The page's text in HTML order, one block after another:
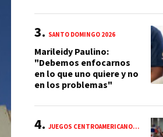
SANTO DOMINGO 2026
Marileidy Paulino:
"Debemos enfocarnos
en lo que uno quiere y no
en los problemas"
JUEGOS CENTROAMERICANOS Y DEL CARIBE 2026